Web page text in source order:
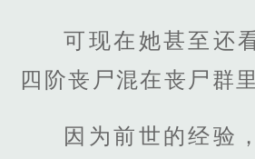
可现在她甚至还
四阶丧尸混在丧尸群
因为前世的经验